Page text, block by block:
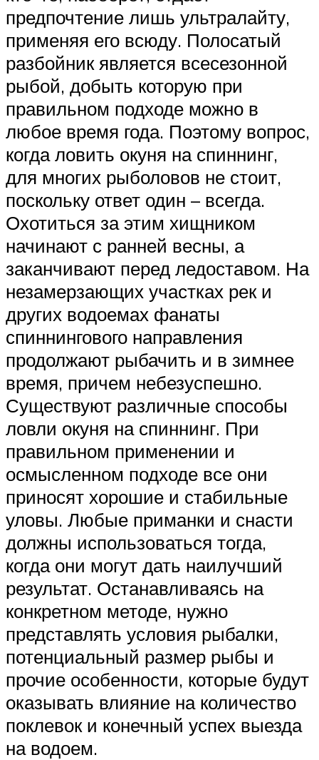
предпочтение лишь ультралайту,
применяя его всюду. Полосатый
разбойник является всесезонной
рыбой, добыть которую при
правильном подходе можно в
любое время года. Поэтому вопрос,
когда ловить окуня на спиннинг,
для многих рыболовов не стоит,
поскольку ответ один – всегда.
Охотиться за этим хищником
начинают с ранней весны, а
заканчивают перед ледоставом. На
незамерзающих участках рек и
других водоемах фанаты
спиннингового направления
продолжают рыбачить и в зимнее
время, причем небезуспешно.
Существуют различные способы
ловли окуня на спиннинг. При
правильном применении и
осмысленном подходе все они
приносят хорошие и стабильные
уловы. Любые приманки и снасти
должны использоваться тогда,
когда они могут дать наилучший
результат. Останавливаясь на
конкретном методе, нужно
представлять условия рыбалки,
потенциальный размер рыбы и
прочие особенности, которые будут
оказывать влияние на количество
поклевок и конечный успех выезда
на водоем.